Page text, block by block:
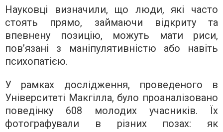
Науковці визначили, що люди, які часто
стоять прямо, займаючи відкриту та
впевнену позицію, можуть мати риси,
пов’язані з маніпулятивністю або навіть
психопатією.
У рамках дослідження, проведеного в
Університеті Макгілла, було проаналізовано
поведінку 608 молодих учасників. Їх
фотографували в різних позах: як